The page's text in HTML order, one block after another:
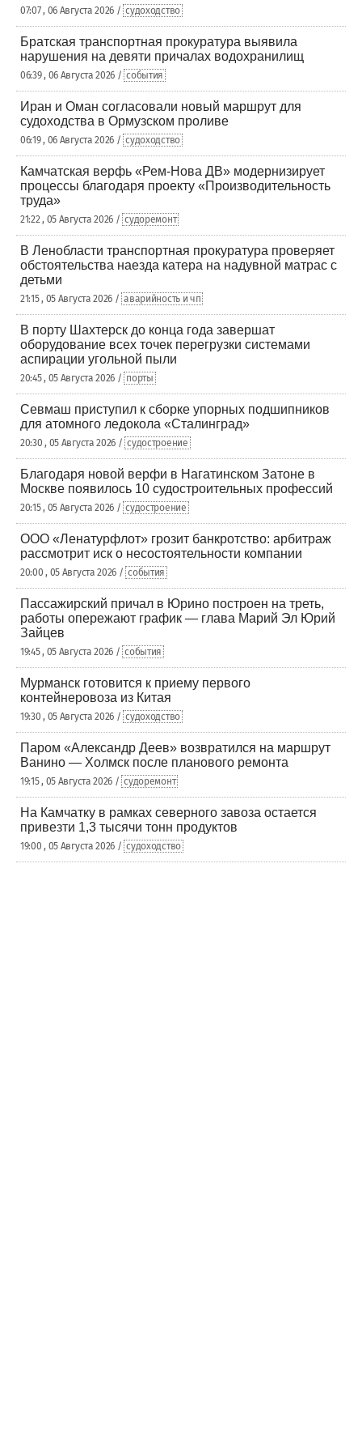
07:07 , 06 Августа 2026 / судоходство
Братская транспортная прокуратура выявила
нарушения на девяти причалах водохранилищ
06:39 , 06 Августа 2026 / события
Иран и Оман согласовали новый маршрут для
судоходства в Ормузском проливе
06:19 , 06 Августа 2026 / судоходство
Камчатская верфь «Рем-Нова ДВ» модернизирует
процессы благодаря проекту «Производительность
труда»
21:22 , 05 Августа 2026 / судоремонт
В Ленобласти транспортная прокуратура проверяет
обстоятельства наезда катера на надувной матрас с
детьми
21:15 , 05 Августа 2026 / аварийность и чп
В порту Шахтерск до конца года завершат
оборудование всех точек перегрузки системами
аспирации угольной пыли
20:45 , 05 Августа 2026 / порты
Севмаш приступил к сборке упорных подшипников
для атомного ледокола «Сталинград»
20:30 , 05 Августа 2026 / судостроение
Благодаря новой верфи в Нагатинском Затоне в
Москве появилось 10 судостроительных профессий
20:15 , 05 Августа 2026 / судостроение
ООО «Ленатурфлот» грозит банкротство: арбитраж
рассмотрит иск о несостоятельности компании
20:00 , 05 Августа 2026 / события
Пассажирский причал в Юрино построен на треть,
работы опережают график — глава Марий Эл Юрий
Зайцев
19:45 , 05 Августа 2026 / события
Мурманск готовится к приему первого
контейнеровоза из Китая
19:30 , 05 Августа 2026 / судоходство
Паром «Александр Деев» возвратился на маршрут
Ванино — Холмск после планового ремонта
19:15 , 05 Августа 2026 / судоремонт
На Камчатку в рамках северного завоза остается
привезти 1,3 тысячи тонн продуктов
19:00 , 05 Августа 2026 / судоходство